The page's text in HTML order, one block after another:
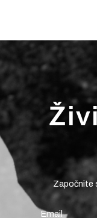
Započnite
Email